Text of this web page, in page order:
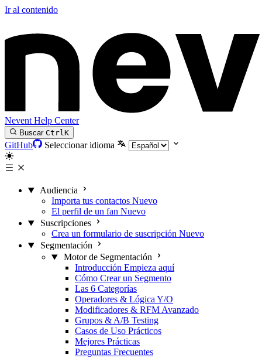
Ir al contenido
Nevent Help Center
Buscar CtrlK
GitHub Seleccionar idioma
Audiencia
Importa tus contactos Nuevo
El perfil de un fan Nuevo
Suscripciones
Crea un formulario de suscripción Nuevo
Segmentación
Motor de Segmentación
Introducción Empieza aquí
Cómo Crear un Segmento
Las 6 Categorías
Operadores & Lógica Y/O
Modificadores & RFM Avanzado
Grupos & A/B Testing
Casos de Uso Prácticos
Mejores Prácticas
Preguntas Frecuentes